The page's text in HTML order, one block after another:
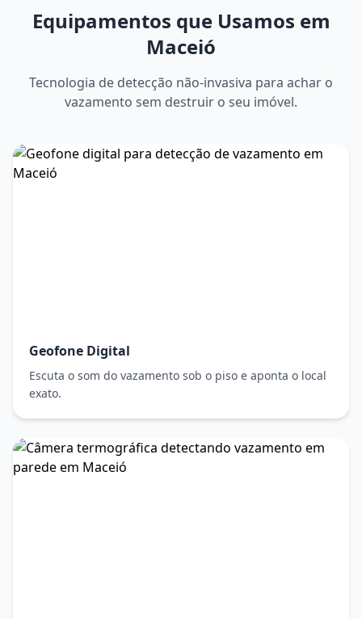
Equipamentos que Usamos em
Maceió
Tecnologia de detecção não-invasiva para achar o
vazamento sem destruir o seu imóvel.
Geofone Digital
Escuta o som do vazamento sob o piso e aponta o local
exato.